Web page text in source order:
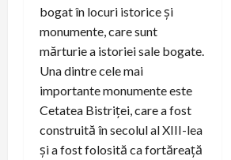
bogat în locuri istorice și
monumente, care sunt
mărturie a istoriei sale bogate.
Una dintre cele mai
importante monumente este
Cetatea Bistriței, care a fost
construită în secolul al XIII-lea
și a fost folosită ca fortăreață